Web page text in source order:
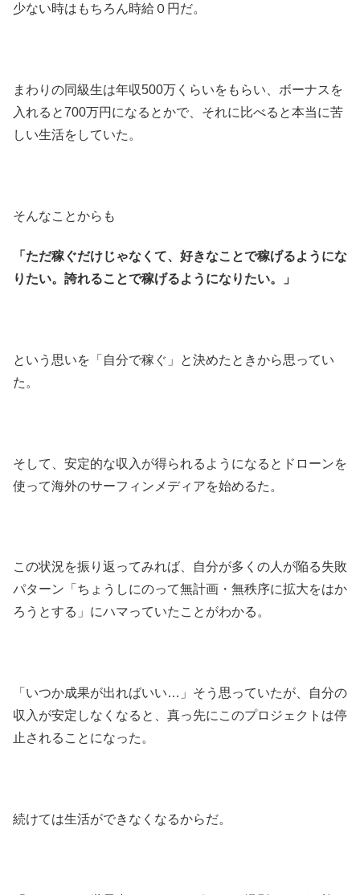
少ない時はもちろん時給０円だ。
まわりの同級生は年収500万くらいをもらい、ボーナスを
入れると700万円になるとかで、それに比べると本当に苦
しい生活をしていた。
そんなことからも
「ただ稼ぐだけじゃなくて、好きなことで稼げるようにな
りたい。誇れることで稼げるようになりたい。」
という思いを「自分で稼ぐ」と決めたときから思ってい
た。
そして、安定的な収入が得られるようになるとドローンを
使って海外のサーフィンメディアを始めるた。
この状況を振り返ってみれば、自分が多くの人が陥る失敗
パターン「ちょうしにのって無計画・無秩序に拡大をはか
ろうとする」にハマっていたことがわかる。
「いつか成果が出ればいい…」そう思っていたが、自分の
収入が安定しなくなると、真っ先にこのプロジェクトは停
止されることになった。
続けては生活ができなくなるからだ。